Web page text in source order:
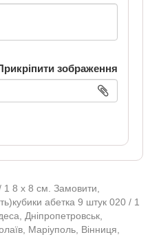
зображення
1 8 х 8 см. Замовити,
абетка 9 штук 020 / 1
Дніпропетровськ,
Маріуполь, Вінниця,